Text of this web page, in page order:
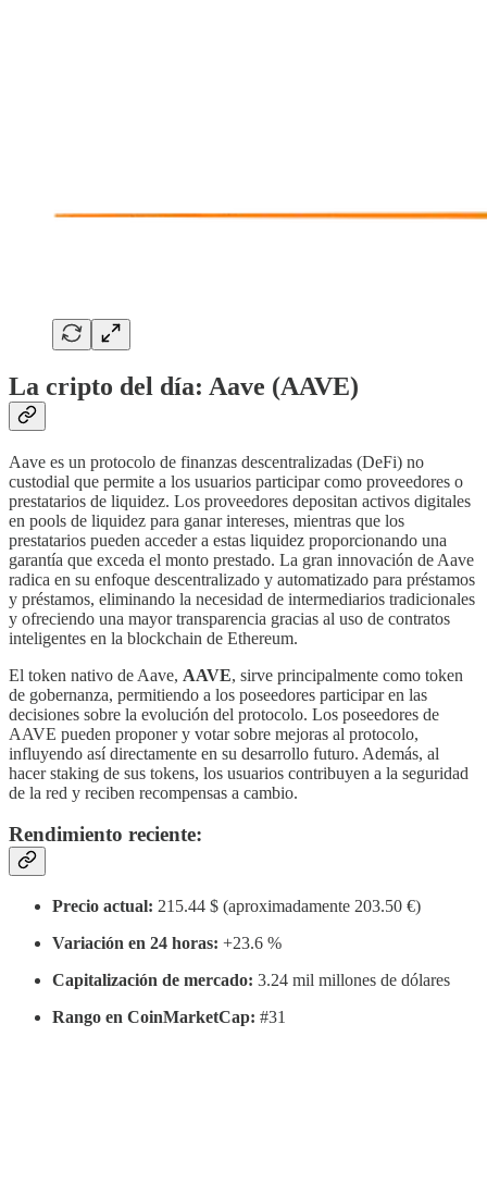
La cripto del día: Aave (AAVE)
Aave es un protocolo de finanzas descentralizadas (DeFi) no
custodial que permite a los usuarios participar como proveedores o
prestatarios de liquidez. Los proveedores depositan activos digitales
en pools de liquidez para ganar intereses, mientras que los
prestatarios pueden acceder a estas liquidez proporcionando una
garantía que exceda el monto prestado. La gran innovación de Aave
radica en su enfoque descentralizado y automatizado para préstamos
y préstamos, eliminando la necesidad de intermediarios tradicionales
y ofreciendo una mayor transparencia gracias al uso de contratos
inteligentes en la blockchain de Ethereum.
El token nativo de Aave, AAVE, sirve principalmente como token
de gobernanza, permitiendo a los poseedores participar en las
decisiones sobre la evolución del protocolo. Los poseedores de
AAVE pueden proponer y votar sobre mejoras al protocolo,
influyendo así directamente en su desarrollo futuro. Además, al
hacer staking de sus tokens, los usuarios contribuyen a la seguridad
de la red y reciben recompensas a cambio.
Rendimiento reciente:
Precio actual: 215.44 $ (aproximadamente 203.50 €)​
Variación en 24 horas: +23.6 %​
Capitalización de mercado: 3.24 mil millones de dólares​
Rango en CoinMarketCap: #31